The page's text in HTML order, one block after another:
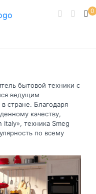
0
бытовой техники с
ведущим
стране. Благодаря
качеству,
техника Smeg
по всему